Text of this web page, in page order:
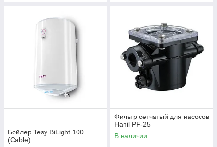
Бойлер Tesy BiLight 100
(Cable)
Фильтр сетчатый для насосов
Hanil PF-25
В наличии